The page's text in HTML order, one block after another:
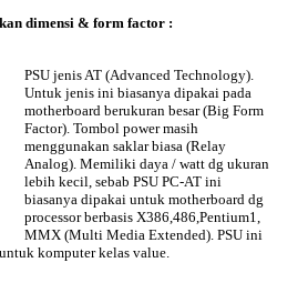
dimensi & form factor :
PSU jenis AT (Advanced Technology).
Untuk jenis ini biasanya dipakai pada
motherboard berukuran besar (Big Form
Factor). Tombol power masih
menggunakan saklar biasa (Relay
Analog). Memiliki daya / watt dg ukuran
lebih kecil, sebab PSU PC-AT ini
biasanya dipakai untuk motherboard dg
processor berbasis X386,486,Pentium1,
MMX (Multi Media Extended). PSU ini
komputer kelas value.